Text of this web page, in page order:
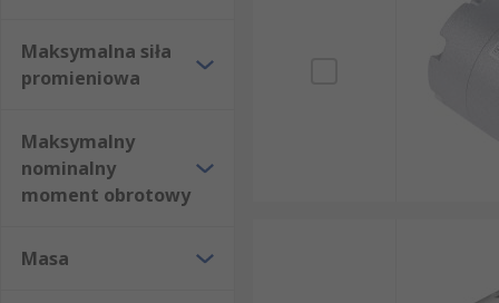
Maksymalna siła
promieniowa
Maksymalny
nominalny
moment obrotowy
Masa